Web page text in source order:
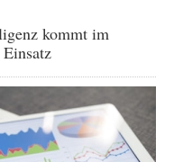
kommt im